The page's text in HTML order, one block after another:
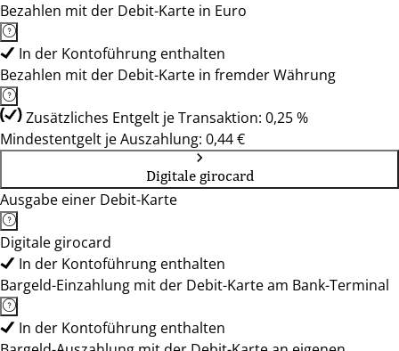
Bezahlen mit der Debit-Karte in Euro
In der Kontoführung enthalten
Bezahlen mit der Debit-Karte in fremder Währung
Zusätzliches Entgelt je Transaktion: 0,25 %
Mindestentgelt je Auszahlung: 0,44 €
Digitale girocard
Ausgabe einer Debit-Karte
Digitale girocard
In der Kontoführung enthalten
Bargeld-Einzahlung mit der Debit-Karte am Bank-Terminal
In der Kontoführung enthalten